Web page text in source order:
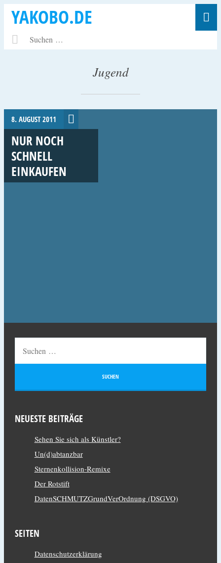
YAKOBO.DE
Jugend
8. AUGUST 2011
NUR NOCH
SCHNELL
EINKAUFEN
NEUESTE BEITRÄGE
Sehen Sie sich als Künstler?
Un(d)abtanzbar
Sternenkollision-Remixe
Der Rotstift
DatenSCHMUTZGrundVerOrdnung (DSGVO)
SEITEN
Datenschutzerklärung